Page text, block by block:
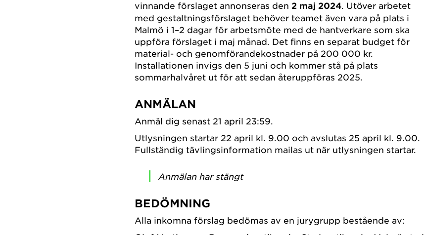
vinnande förslaget annonseras den 2 maj 2024. Utöver arbetet
med gestaltningsförslaget behöver teamet även vara på plats i
Malmö i 1–2 dagar för arbetsmöte med de hantverkare som ska
uppföra förslaget i maj månad. Det finns en separat budget för
material- och genomförandekostnader på 200 000 kr.
Installationen invigs den 5 juni och kommer stå på plats
sommarhalvåret ut för att sedan återuppföras 2025.
ANMÄLAN
Anmäl dig senast 21 april 23:59.
Utlysningen startar 22 april kl. 9.00 och avslutas 25 april kl. 9.00.
Fullständig tävlingsinformation mailas ut när utlysningen startar.
Anmälan har stängt
BEDÖMNING
Alla inkomna förslag bedömas av en jurygrupp bestående av: